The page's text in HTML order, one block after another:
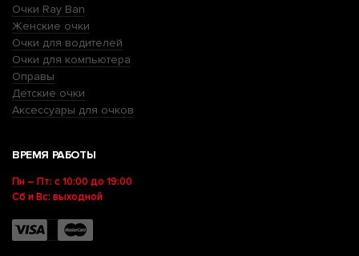
Очки Ray Ban
Женские очки
Очки для водителей
Очки для компьютера
Оправы
Детские очки
Аксессуары для очков
ВРЕМЯ РАБОТЫ
Пн – Пт: с 10:00 до 19:00
Сб и Вс: выходной